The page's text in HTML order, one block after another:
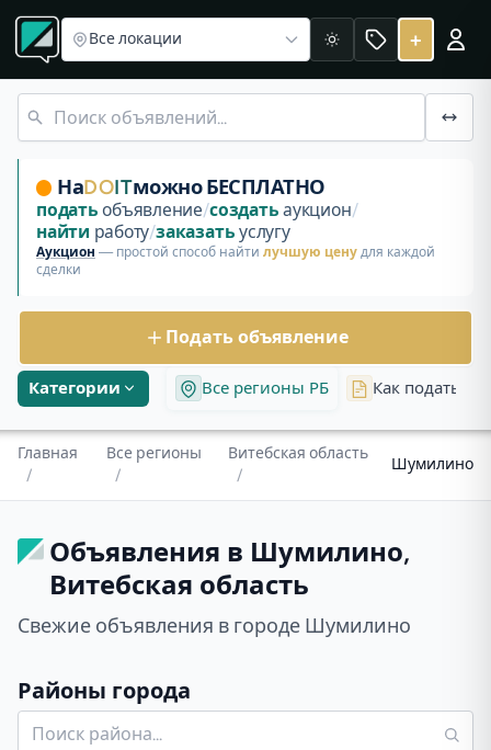
Объявления Шумилино
Бесплатные объявления и аукционы в Шумилино,
Все локации Светлая +
Категории Все регионы РБ Как подать
НаDOITможно БЕСПЛАТНО
подать объявление/создать аукцион/
найти работу/заказать услугу
Аукцион — простой способ найти лучшую цену для каждой
сделки
Подать объявление
Главная
/
Все регионы
/
Витебская область
/
Шумилино
Объявления в Шумилино,
Витебская область
Свежие объявления в городе Шумилино
Районы города